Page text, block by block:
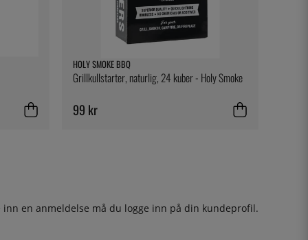
HOLY SMOKE BBQ
Grillkullstarter, naturlig, 24 kuber - Holy Smoke
99 kr
inn en anmeldelse må du logge inn på din kundeprofil.